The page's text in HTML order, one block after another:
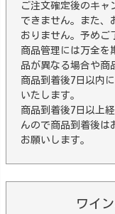
ご注文確定後のキャ
できません。また、
おりません。予めご
商品管理には万全を
品が異なる場合や商
商品到着後7日以内
いたします。
商品到着後7日以上
んので商品到着後は
お願いします。
ワイ